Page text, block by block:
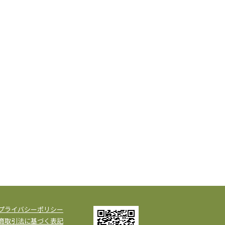
ライバシーポリシー
取引法に基づく表記